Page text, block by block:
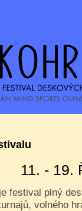
11. - 19.
je festival plný
volného